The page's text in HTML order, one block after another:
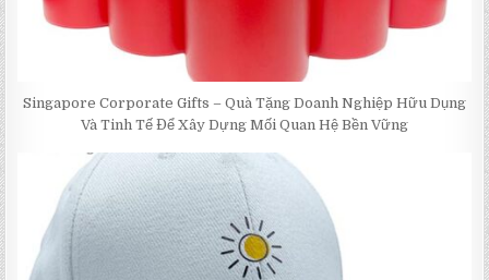
Singapore Corporate Gifts – Quà Tặng Doanh Nghiệp Hữu Dụng
Và Tinh Tế Để Xây Dựng Mối Quan Hệ Bền Vững